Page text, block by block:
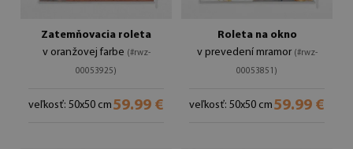
Zatemňovacia roleta
v oranžovej farbe (#rwz-
00053925)
veľkosť: 50x50 cm 59.99 €
Roleta na okno
v prevedení mramor (#rwz-
00053851)
veľkosť: 50x50 cm 59.99 €